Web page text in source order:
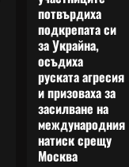
потвърдиха
подкрепата си
за Украйна,
осъдиха
руската агресия
и призоваха за
засилване на
международния
натиск срещу
Москва